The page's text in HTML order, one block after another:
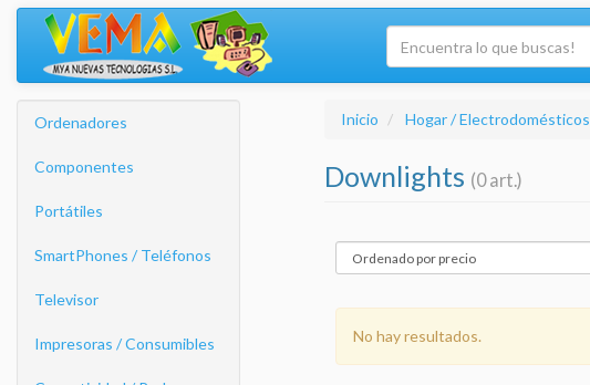
Ordenadores
Componentes
Portátiles
SmartPhones / Teléfonos
Televisor
Impresoras / Consumibles
Inicio Hogar / Electrodomésticos
Downlights (0 art.)
No hay resultados.